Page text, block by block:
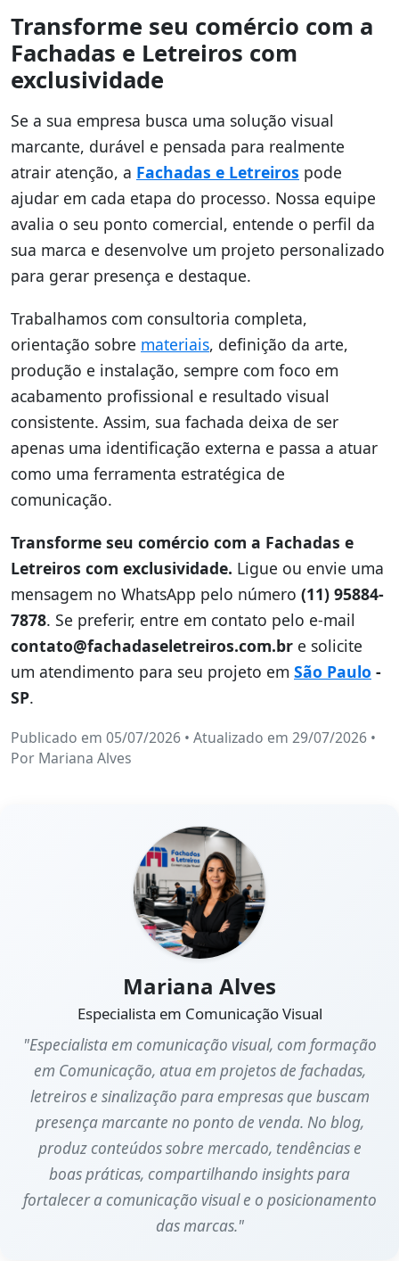
Transforme seu comércio com a
Fachadas e Letreiros com
exclusividade
Se a sua empresa busca uma solução visual
marcante, durável e pensada para realmente
atrair atenção, a Fachadas e Letreiros pode
ajudar em cada etapa do processo. Nossa equipe
avalia o seu ponto comercial, entende o perfil da
sua marca e desenvolve um projeto personalizado
para gerar presença e destaque.
Trabalhamos com consultoria completa,
orientação sobre materiais, definição da arte,
produção e instalação, sempre com foco em
acabamento profissional e resultado visual
consistente. Assim, sua fachada deixa de ser
apenas uma identificação externa e passa a atuar
como uma ferramenta estratégica de
comunicação.
Transforme seu comércio com a Fachadas e
Letreiros com exclusividade. Ligue ou envie uma
mensagem no WhatsApp pelo número (11) 95884-
7878. Se preferir, entre em contato pelo e-mail
contato@fachadaseletreiros.com.br e solicite
um atendimento para seu projeto em São Paulo -
SP.
Publicado em 05/07/2026 • Atualizado em 29/07/2026 •
Por Mariana Alves
Mariana Alves
Especialista em Comunicação Visual
"Especialista em comunicação visual, com formação
em Comunicação, atua em projetos de fachadas,
letreiros e sinalização para empresas que buscam
presença marcante no ponto de venda. No blog,
produz conteúdos sobre mercado, tendências e
boas práticas, compartilhando insights para
fortalecer a comunicação visual e o posicionamento
das marcas."